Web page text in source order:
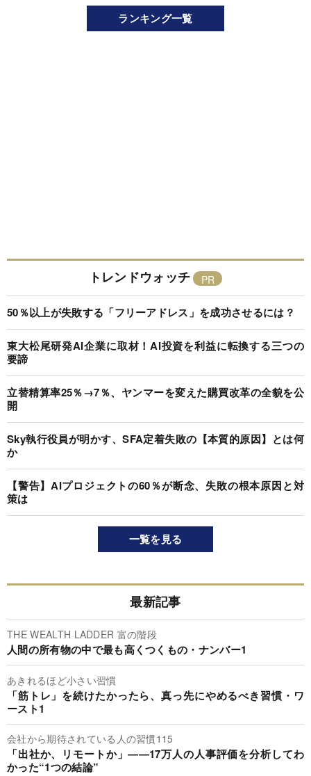
ランキング一覧
トレンドウォッチ
50％以上が失敗する「フリーアドレス」を成功させるには？
東大松尾研発AI企業に取材！AI投資を利益に転換する三つの
要諦
立替精算率25％→7％、ヤンマーを変えた購買改革の全貌を公
開
Sky執行役員が明かす、SFA定着失敗の【本質的原因】とは何
か
【警告】AIプロジェクトの60％が断念、失敗の根本原因と対
策は
一覧を見る
最新記事
THE WEALTH LADDER 富の階段
人間の所有物の中で最も高くつくもの・ナンバー1
あきれるほど小さい習慣
「筋トレ」を続けたかったら、真っ先にやめるべき習慣・ワ
ースト1
会社から期待されている人の習慣115
「出社か、リモートか」――17万人の人事評価を分析してわ
かった“1つの結論”